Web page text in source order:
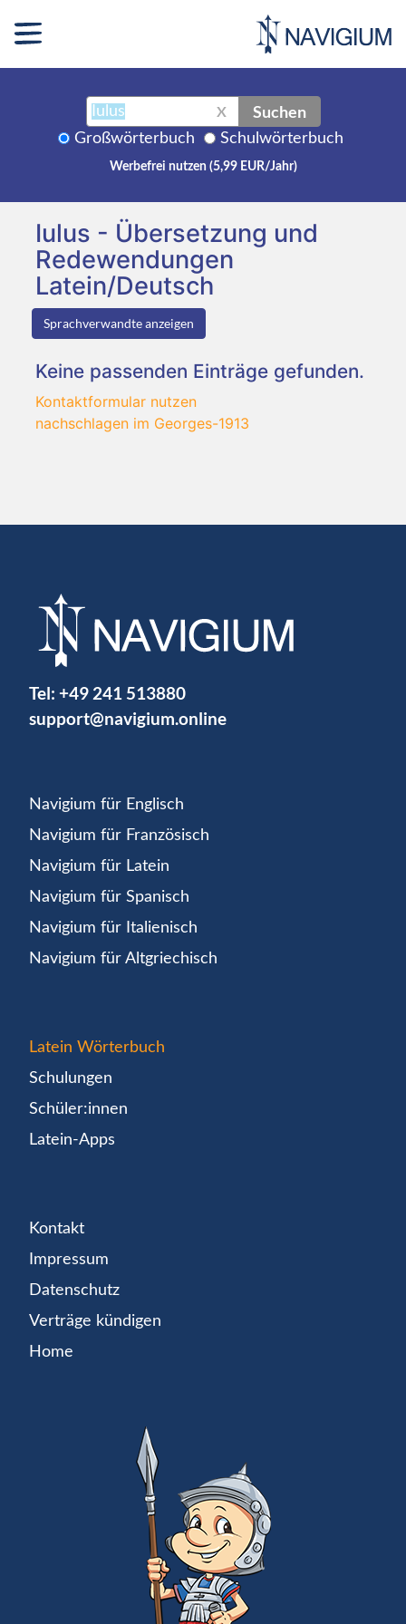
X Suchen
Großwörterbuch Schulwörterbuch
Werbefrei nutzen (5,99 EUR/Jahr)
Iulus - Übersetzung und
Redewendungen
Latein/Deutsch
Sprachverwandte anzeigen
Keine passenden Einträge gefunden.
Kontaktformular nutzen
nachschlagen im Georges-1913
Tel: +49 241 513880
support@navigium.online
Navigium für Englisch
Navigium für Französisch
Navigium für Latein
Navigium für Spanisch
Navigium für Italienisch
Navigium für Altgriechisch
Latein Wörterbuch
Schulungen
Schüler:innen
Latein-Apps
Kontakt
Impressum
Datenschutz
Verträge kündigen
Home